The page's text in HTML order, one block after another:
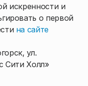
искренности и
о первой
на сайте
ул.
Сити Холл»